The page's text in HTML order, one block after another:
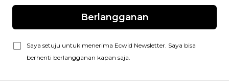
Berlangganan
Saya setuju untuk menerima Ecwid Newsletter. Saya bisa
berhenti berlangganan kapan saja.